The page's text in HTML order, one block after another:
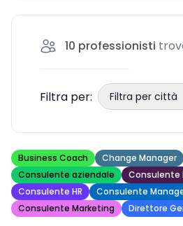
10 professionisti
Filtra per: Filtra per città
Business Coach Change Manager
Consulente aziendale
Consulente
Consulente HR
Consulente
Consulente Marketing
Direttore